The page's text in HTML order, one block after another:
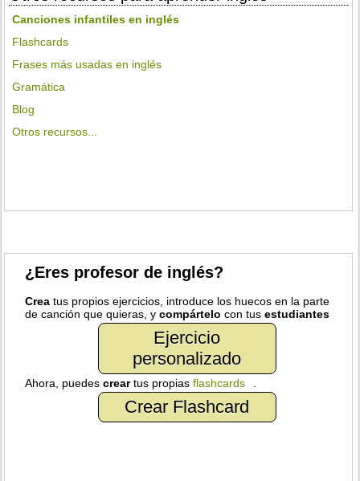
Canciones infantiles en inglés
Flashcards
Frases más usadas en inglés
Gramática
Blog
Otros recursos...
¿Eres profesor de inglés?
Crea tus propios ejercicios, introduce los huecos en la parte
de canción que quieras, ycompártelo con tusestudiantes
Ejercicio
personalizado
Ahora, puedescreartus propiasflashcards
Crear Flashcard